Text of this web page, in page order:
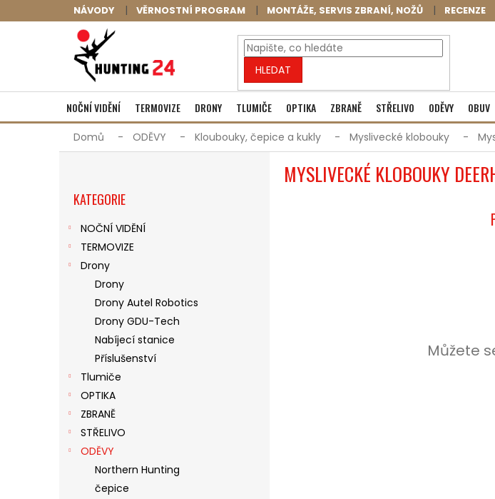
na
NÁVODY VĚRNOSTNÍ PROGRAM MONTÁŽE, SERVIS ZBRANÍ, NOŽŮ RECENZE
HLEDAT
NÁKUPNÍ
KOŠÍK
Prázdný
NOČNÍ VIDĚNÍ TERMOVIZE DRONY TLUMIČE OPTIKA ZBRANĚ STŘELIVO ODĚVY OBUV
Domů ODĚVY Kloubouky, čepice a kukly Myslivecké klobouky
P
kategorie
KATEGORIE
NOČNÍ VIDĚNÍ
TERMOVIZE
Drony
Drony
Drony Autel Robotics
Drony GDU-Tech
Nabíjecí stanice
Příslušenství
Tlumiče
OPTIKA
ZBRANĚ
STŘELIVO
ODĚVY
Northern Hunting
čepice
MYSLIVECKÉ KLOBOUKY
Můžete